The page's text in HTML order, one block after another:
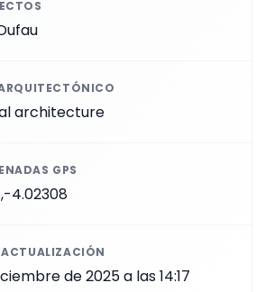
architecture
GPS
4.02308
de 2025 a las 14:17